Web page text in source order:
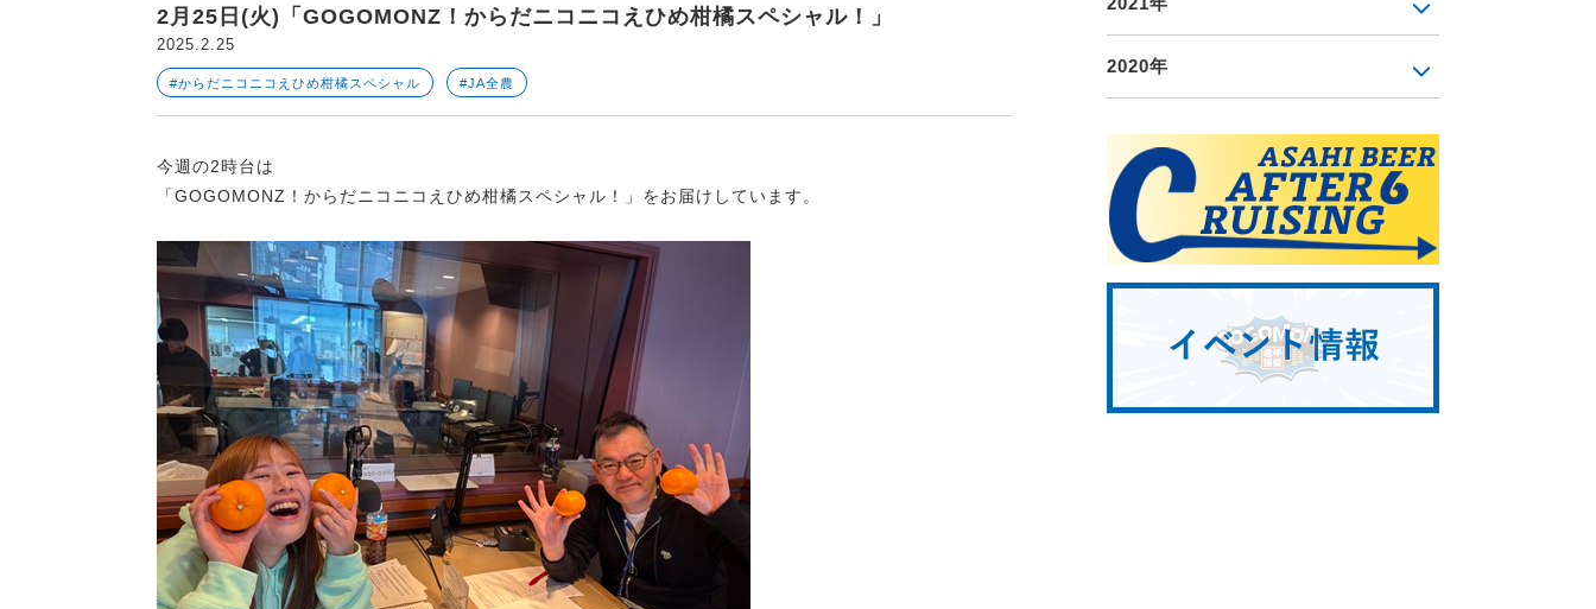
2月25日(火)「GOGOMONZ！からだニコニコえひめ柑橘スペシャル！」
2025.2.25
#からだニコニコえひめ柑橘スペシャル #JA全農
今週の2時台は
「GOGOMONZ！からだニコニコえひめ柑橘スペシャル！」をお届けしています。
2020年